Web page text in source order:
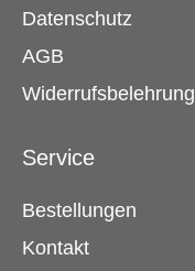
Datenschutz
AGB
Widerrufsbelehrung
Service
Bestellungen
Kontakt